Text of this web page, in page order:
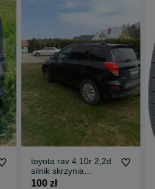
toyota rav 4 10r 2,2d
silnik skrzynia
reduktor wał turbo
100 zł